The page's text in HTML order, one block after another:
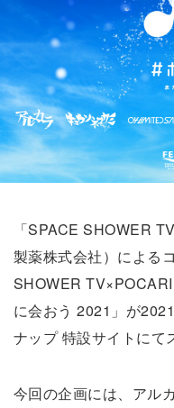
「SPACE SHOWER
製薬株式会社）による
SHOWER
に会おう 2021」が
ナップ 特設サイトにて
今回の企画には、アル